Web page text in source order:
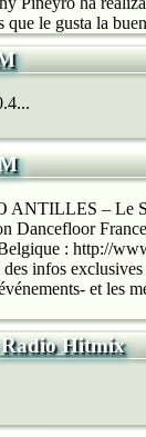
que le gusta la
ANTILLES – Le
Dancefloor
: http://
des infos
et les
Radio Hitmix